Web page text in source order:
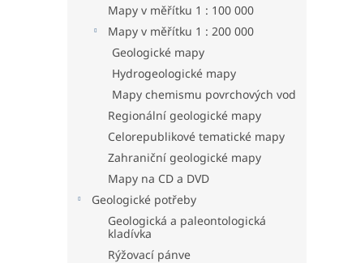
Mapy v měřítku 1 : 100 000
Mapy v měřítku 1 : 200 000
Geologické mapy
Hydrogeologické mapy
Mapy chemismu povrchových vod
Regionální geologické mapy
Celorepublikové tematické mapy
Zahraniční geologické mapy
Mapy na CD a DVD
Geologické potřeby
Geologická a paleontologická
kladívka
Rýžovací pánve